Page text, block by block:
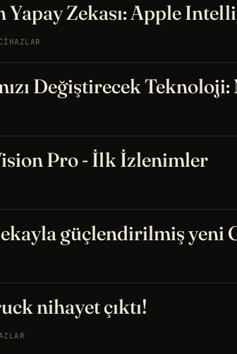
Yapay Zekası: Apple
CIHAZLAR
Değiştirecek
Pro - İlk İzlenimler
güçlendirilmiş yeni
nihayet çıktı!